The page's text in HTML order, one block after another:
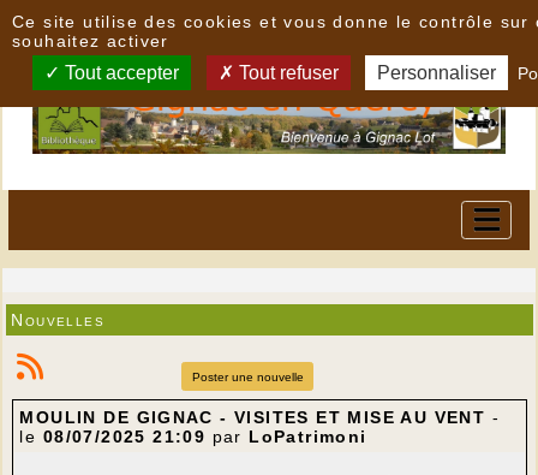
Nouvelles
Poster une nouvelle
MOULIN DE GIGNAC - VISITES ET MISE AU VENT -
le 08/07/2025 21:09 par LoPatrimoni
Ce site utilise des cookies et vous donne le contrôle sur
souhaitez activer
Tout accepter Tout refuser Personnaliser